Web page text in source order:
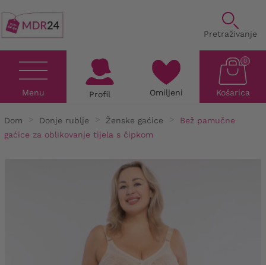
Pretraživanje
Menu Profil Omiljeni Košarica
0
Dom Donje rublje Ženske gaćice
Bež pamučne
gaćice za oblikovanje tijela s čipkom